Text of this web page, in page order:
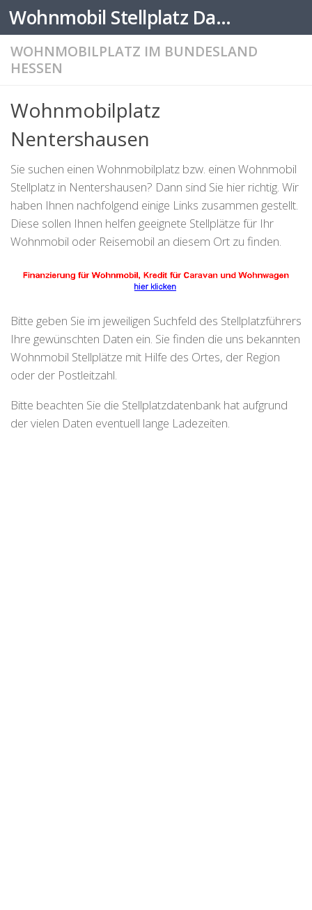
Zum Inhalt springen Wohnmobil Stellplatz Datenbank
WOHNMOBILPLATZ IM BUNDESLAND
HESSEN
Wohnmobilplatz
Nentershausen
Sie suchen einen Wohnmobilplatz bzw. einen Wohnmobil
Stellplatz in Nentershausen? Dann sind Sie hier richtig. Wir
haben Ihnen nachfolgend einige Links zusammen gestellt.
Diese sollen Ihnen helfen geeignete Stellplätze für Ihr
Wohnmobil oder Reisemobil an diesem Ort zu finden.
Bitte geben Sie im jeweiligen Suchfeld des Stellplatzführers
Ihre gewünschten Daten ein. Sie finden die uns bekannten
Wohnmobil Stellplätze mit Hilfe des Ortes, der Region
oder der Postleitzahl.
Bitte beachten Sie die Stellplatzdatenbank hat aufgrund
der vielen Daten eventuell lange Ladezeiten.